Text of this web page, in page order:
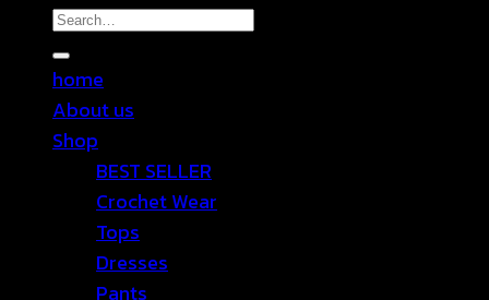
Search
for:
home
About us
Shop
BEST SELLER
Crochet Wear
Tops
Dresses
Pants